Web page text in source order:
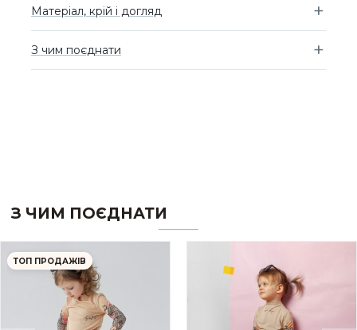
Матеріал, крій і догляд
З чим поєднати
З ЧИМ ПОЄДНАТИ
ТОП ПРОДАЖІВ